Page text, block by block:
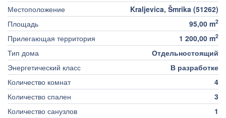
Местоположение
Kraljevica, Šmrika (51262)
Площадь
95,00 m2
Прилегающая территория 1 200,00 m2
Тип дома
Отдельностоящий
Энергетический класс
В разработке
Количество комнат
4
Количество спален
3
Количество санузлов
1